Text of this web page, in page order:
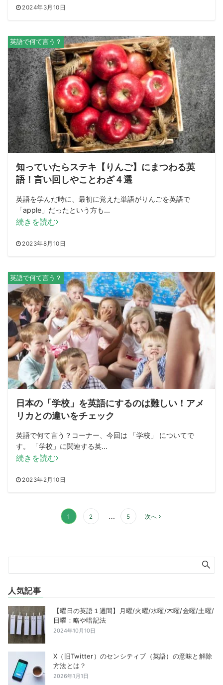
2024年3月10日
英語で何て言う？
知っていたらステキ【りんご】にまつわる英
語！言い回しやことわざ４選
英語を学んだ時に、最初に覚えた単語がりんごを英語で
「apple」だったという方も...
2023年8月10日
続きを読む
英語で何て言う？
日本の「学校」を英語にするのは難しい！アメ
リカとの違いをチェック
英語で何て言う？コーナー、今回は 「学校」 についてで
す。 「学校」に関連する英...
2023年2月10日
続きを読む
ジ
送
り
1 2 … 5 次へ
人気記事
【曜日の英語１週間】月曜/火曜/水曜/木曜/金曜/土曜/
日曜：略や暗記法
2024年10月10日
X（旧Twitter）のセンシティブ（英語）の意味と解除
方法とは？
2026年1月1日